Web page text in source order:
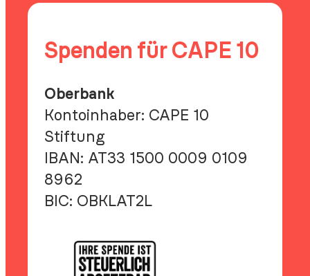
Spenden für CAPE 10
Oberbank
Kontoinhaber: CAPE 10
Stiftung
IBAN: AT33 1500 0009 0109
8962
BIC: OBKLAT2L